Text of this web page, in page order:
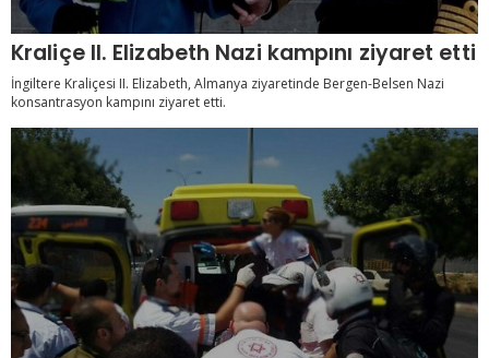
Kraliçe II. Elizabeth Nazi kampını ziyaret etti
İngiltere Kraliçesi II. Elizabeth, Almanya ziyaretinde Bergen-Belsen Nazi
konsantrasyon kampını ziyaret etti.